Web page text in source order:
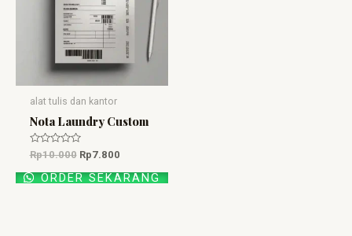
alat tulis dan kantor
Nota Laundry Custom
Dinilai
0
dari
5
Rp10.000 Rp7.800
ORDER SEKARANG